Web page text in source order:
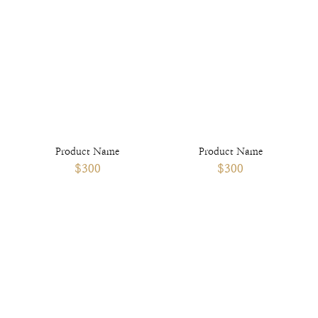
Product Name
$300
Product Name
$300